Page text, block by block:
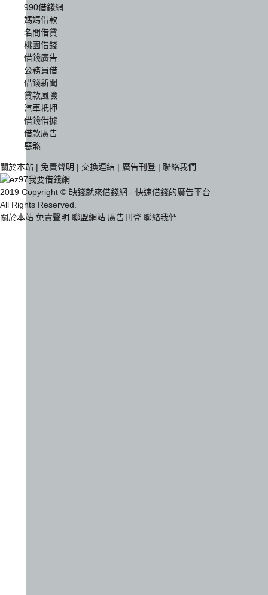
990借錢網
媽媽借款
名間借貸
桃園借錢
借錢廣告
公務員借
借錢新聞
貸款風險
汽車抵押
借錢借據
借款廣告
惡煞
關於本站 | 免責聲明 | 交換連結 | 廣告刊登 | 聯絡我們
2019 Copyright © 缺錢就來借錢網 - 快速借錢的廣告平台
All Rights Reserved.
關於本站 免責聲明 聯盟網站 廣告刊登 聯絡我們